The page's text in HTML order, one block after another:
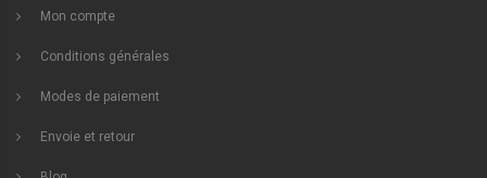
Mon compte
Conditions générales
Modes de paiement
Envoie et retour